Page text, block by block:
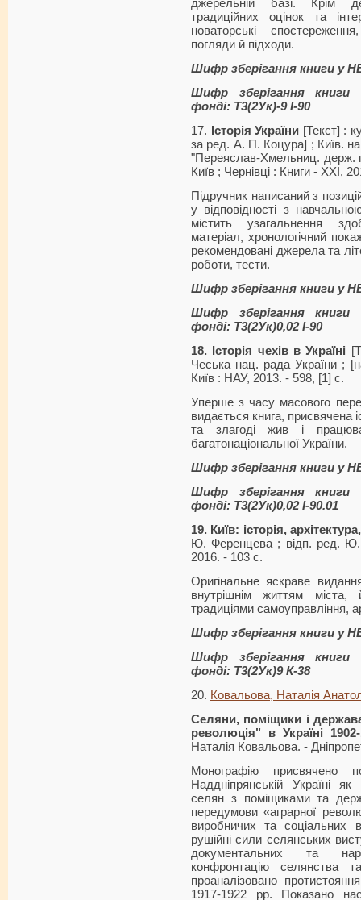
джерельній базі. Крім
традиційних оцінок та
новаторські
погляди й підходи.
Шифр зберігання книги у
Шифр зберігання книги
фонді: Т3(2Ук)-9 І-90
17. Історія України [Текст] :
за ред. А. П. Коцура] ; Київ.
"Переяслав-Хмельниц. держ.
Київ ; Чернівці : Книги - XXI,
Підручник написаний з
у відповідності з
містить узагальнення
матеріал, хронологічний
рекомендовані джерела та
роботи, тести.
Шифр зберігання книги у
Шифр зберігання книги
фонді: Т3(2Ук)0,02 І-90
18. Історія чехів в Україні
Чеська нац. рада України ;
Київ : НАУ, 2013. - 598, [1] с.
Уперше з часу масового
видається книга, присвячена
та злагоді жив і
багатонаціональної України.
Шифр зберігання книги у
Шифр зберігання книги
фонді: Т3(2Ук)0,02 І-90.01
19. Київ: історія,
Ю. Ференцева ; відп. ред. Ю.
2016. - 103 с.
Оригінальне яскраве
внутрішнім життям міста,
традиціями самоуправління,
Шифр зберігання книги у
Шифр зберігання книги
фонді: Т3(2Ук)9 К-38
20. Ковальова, Наталія
Селяни, поміщики і
революція" в Україні
Наталія Ковальова. -
Монографію присвячено
Наддніпрян­ській Україні як
селян з поміщиками та
передумови «аграрної
виробничих та соціальних
рушійні сили селянських
документальних та
конфронтацію селянства
проаналізовано
1917-1922 рр. Показано